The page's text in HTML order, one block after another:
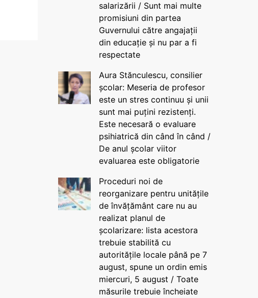
salarizării / Sunt mai multe
promisiuni din partea
Guvernului către angajații
din educație și nu par a fi
respectate
Aura Stănculescu, consilier
școlar: Meseria de profesor
este un stres continuu și unii
sunt mai puțini rezistenți.
Este necesară o evaluare
psihiatrică din când în când /
De anul școlar viitor
evaluarea este obligatorie
Proceduri noi de
reorganizare pentru unitățile
de învățământ care nu au
realizat planul de
școlarizare: lista acestora
trebuie stabilită cu
autoritățile locale până pe 7
august, spune un ordin emis
miercuri, 5 august / Toate
măsurile trebuie încheiate